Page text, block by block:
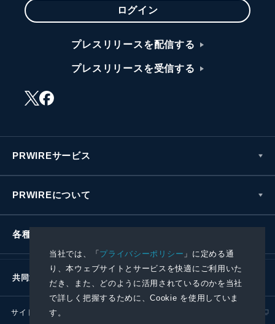
当社では、「プライバシーポリシー 」に定める通
り、本ウェブサイトとサービスを快適にご利用いた
だき、また、どのように活用されているのかを当社
で詳しく把握するために、Cookie を使用していま
す。
ログイン
プレスリリースを配信する
プレスリリースを受信する
PRWIREサービス
PRWIREについて
各種お問い合わせ
共同通信社グループ
サイトポリシー